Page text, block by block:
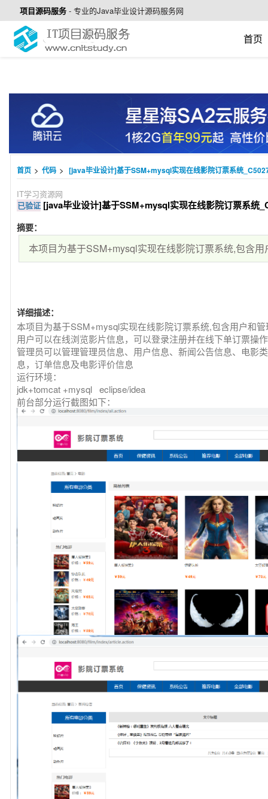
项目源码服务 - 专业的Java毕业设计源码服务网
首页
首页 > 代码 > [java毕业设计]基于SSM+mysql实现在线影院订票系统
IT学习资源网
已验证 [java毕业设计]基于SSM+mysql实现在线影院订票系统
摘要：
本项目为基于SSM+mysql实现在线影院订票系统,包含
详细描述：
本项目为基于SSM+mysql实现在线影院订票系统,包含用户和
用户可以在线浏览影片信息，可以登录注册并在线下单订票操
管理员可以管理管理员信息、用户信息、新闻公告信息、电影
息，订单信息及电影评价信息
运行环境：
jdk+tomcat +mysql eclipse/idea
前台部分运行截图如下：